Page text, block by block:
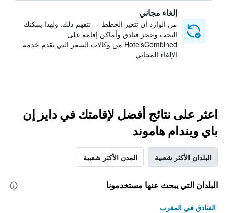
إلغاء مجاني
من الوارد أن تتغير الخطط — نتفهم ذلك. ولهذا يمكنك
البحث وحجز فنادق وأماكن إقامة على
HotelsCombined من وكالات السفر التي تقدم خدمة
الإلغاء المجاني
اعثر على نتائج أفضل لإقامتك في دايز إن
باي ويندام هاموند
البلدان الأكثر شعبية المدن الأكثر شعبية
البلدان التي يبحث عنها مستخدمونا
الفنادق في المغرب